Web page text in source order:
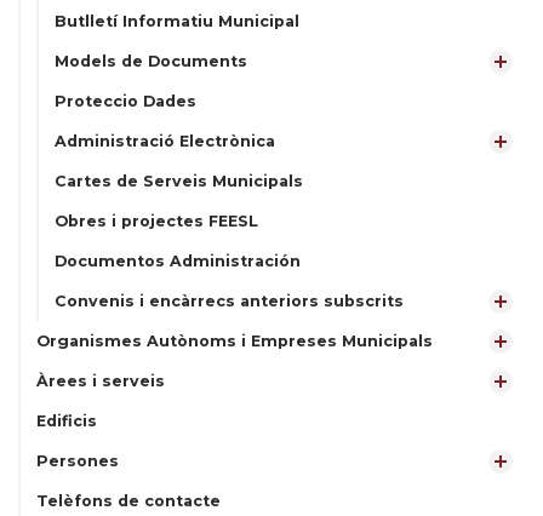
Butlletí Informatiu Municipal
Models de Documents
Proteccio Dades
Administració Electrònica
Cartes de Serveis Municipals
Obres i projectes FEESL
Documentos Administración
Convenis i encàrrecs anteriors subscrits
Organismes Autònoms i Empreses Municipals
Àrees i serveis
Edificis
Persones
Telèfons de contacte